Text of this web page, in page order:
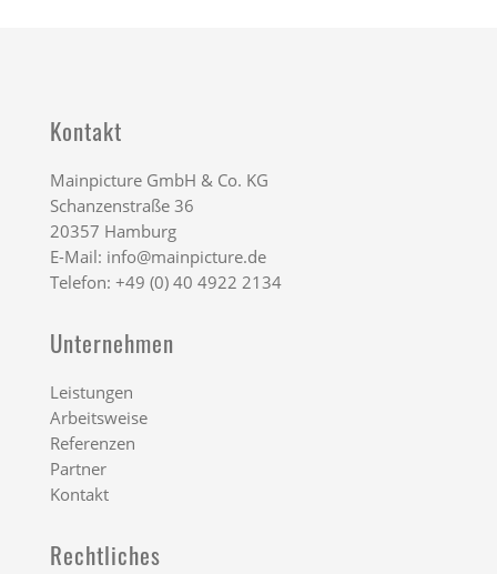
Kontakt
Mainpicture GmbH & Co. KG
Schanzenstraße 36
20357 Hamburg
E-Mail: info@mainpicture.de
Telefon: +49 (0) 40 4922 2134
Unternehmen
Leistungen
Arbeitsweise
Referenzen
Partner
Kontakt
Rechtliches